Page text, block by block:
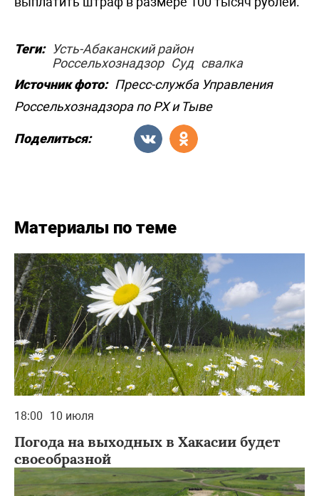
Теги:
Усть-Абаканский район
Россельхознадзор Суд свалка
Источник фото: Пресс-служба Управления
Россельхознадзора по РХ и Тыве
Поделиться:
Материалы по теме
18:00 10 июля
Погода на выходных в Хакасии будет
своеобразной